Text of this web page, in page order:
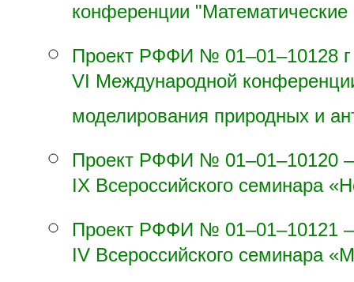
конференции
Проект РФФИ № 01–01–10128
VI Международной
моделирования природных и
Проект РФФИ № 01–01–10120
IX Всероссийского семинара
Проект РФФИ № 01–01–10121
IV Всероссийского семинара